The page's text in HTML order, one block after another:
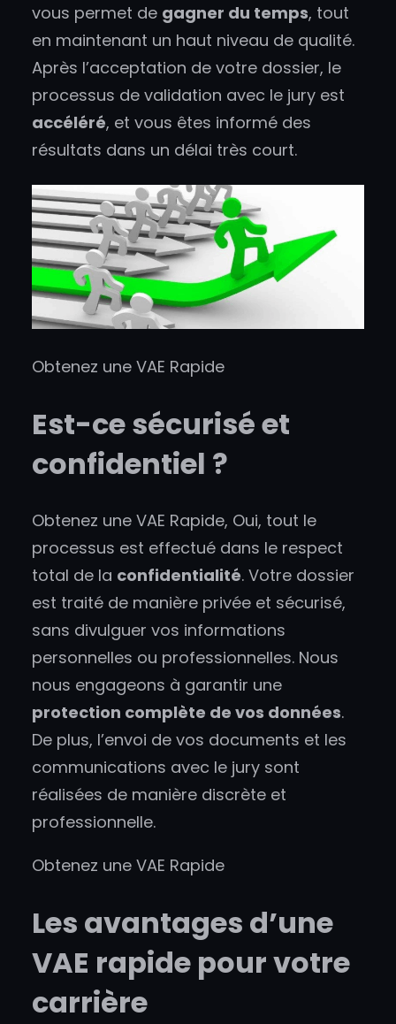
vous permet de gagner du temps, tout
en maintenant un haut niveau de qualité.
Après l’acceptation de votre dossier, le
processus de validation avec le jury est
accéléré, et vous êtes informé des
résultats dans un délai très court.
Obtenez une VAE Rapide
Est-ce sécurisé et
confidentiel ?
Obtenez une VAE Rapide, Oui, tout le
processus est effectué dans le respect
total de la confidentialité. Votre dossier
est traité de manière privée et sécurisé,
sans divulguer vos informations
personnelles ou professionnelles. Nous
nous engageons à garantir une
protection complète de vos données.
De plus, l’envoi de vos documents et les
communications avec le jury sont
réalisées de manière discrète et
professionnelle.
Obtenez une VAE Rapide
Les avantages d’une
VAE rapide pour votre
carrière